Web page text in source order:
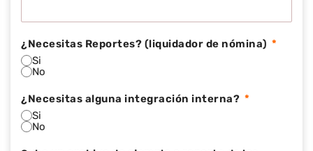
¿Necesitas Reportes? (liquidador de nómina)
Si
No
¿Necesitas alguna integración interna?
Si
No